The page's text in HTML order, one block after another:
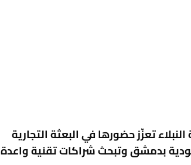
تعزّز حضورها في البعثة التجارية
بدمشق وتبحث شراكات تقنية واعدة